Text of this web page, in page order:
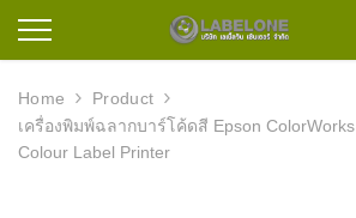
Home
Product
เครื่องพิมพ์ฉลากบาร์โค้ดสี Epson
Colour Label Printer